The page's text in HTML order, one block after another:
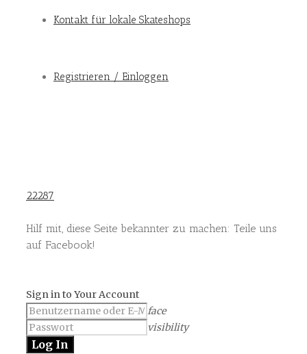
Kontakt für lokale Skateshops
Registrieren / Einloggen
22287
Hilf mit, diese Seite bekannter zu machen: Teile uns
auf Facebook!
Sign in to Your Account
face
visibility